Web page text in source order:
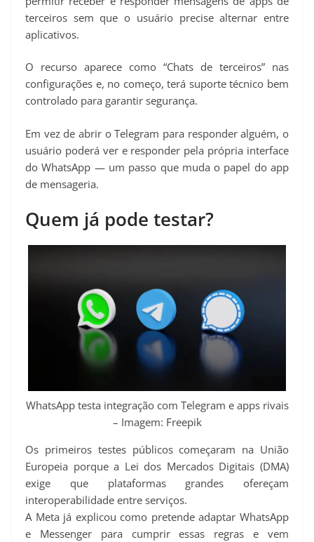
terceiros sem que o usuário precise alternar entre
aplicativos.
O recurso aparece como “Chats de terceiros” nas
configurações e, no começo, terá suporte técnico bem
controlado para garantir segurança.
Em vez de abrir o Telegram para responder alguém, o
usuário poderá ver e responder pela própria interface
do WhatsApp — um passo que muda o papel do app
de mensageria.
Quem já pode testar?
WhatsApp testa integração com Telegram e apps rivais
– Imagem: Freepik
Os primeiros testes públicos começaram na União
Europeia porque a Lei dos Mercados Digitais (DMA)
exige que plataformas grandes ofereçam
interoperabilidade entre serviços.
A Meta já explicou como pretende adaptar WhatsApp
e Messenger para cumprir essas regras e vem